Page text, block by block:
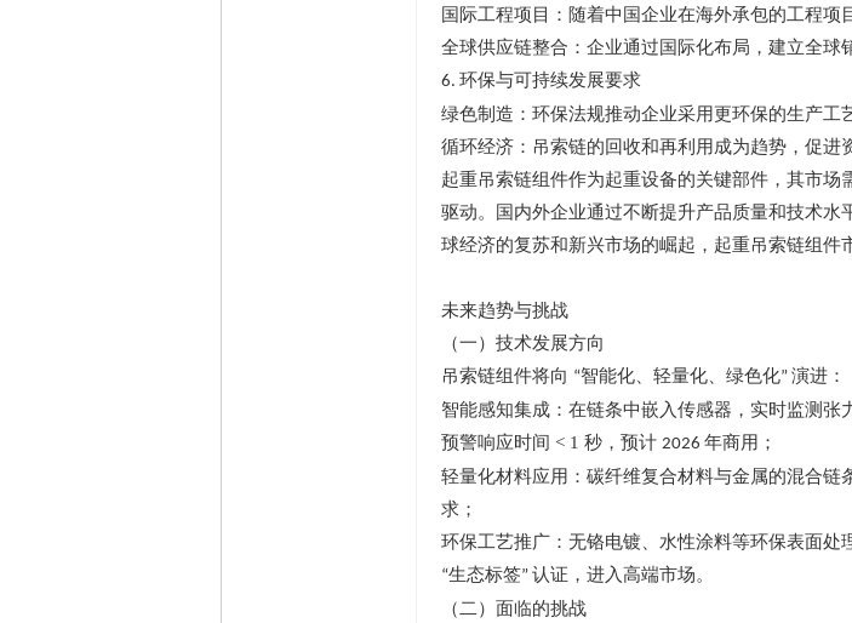
国际工程项目：随着中国企业在海外承包的工程项
全球供应链整合：企业通过国际化布局，建立全球
6. 环保与可持续发展要求
绿色制造：环保法规推动企业采用更环保的生产工
循环经济：吊索链的回收和再利用成为趋势，促进
起重吊索链组件作为起重设备的关键部件，其市
驱动。国内外企业通过不断提升产品质量和技术
球经济的复苏和新兴市场的崛起，起重吊索链组件
未来趋势与挑战
（一）技术发展方向
吊索链组件将向 “智能化、轻量化、绿色化” 演进：
智能感知集成：在链条中嵌入传感器，实时监测
预警响应时间 < 1 秒，预计 2026 年商用；
轻量化材料应用：碳纤维复合材料与金属的混合链
求；
环保工艺推广：无铬电镀、水性涂料等环保表面
“生态标签” 认证，进入高端市场。
（二）面临的挑战